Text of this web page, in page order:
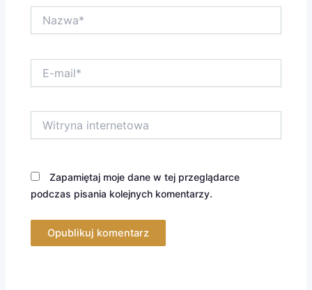
mail*
internetowa
Zapamiętaj moje dane w tej przeglądarce
podczas pisania kolejnych komentarzy.